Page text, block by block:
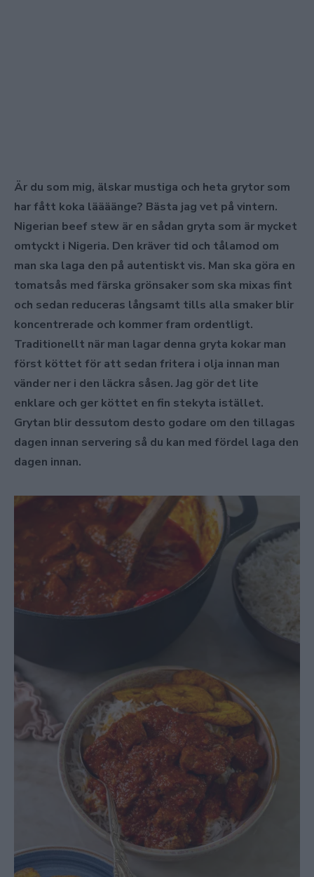
Är du som mig, älskar mustiga och heta grytor som
har fått koka läääänge? Bästa jag vet på vintern.
Nigerian beef stew är en sådan gryta som är mycket
omtyckt i Nigeria. Den kräver tid och tålamod om
man ska laga den på autentiskt vis. Man ska göra en
tomatsås med färska grönsaker som ska mixas fint
och sedan reduceras långsamt tills alla smaker blir
koncentrerade och kommer fram ordentligt.
Traditionellt när man lagar denna gryta kokar man
först köttet för att sedan fritera i olja innan man
vänder ner i den läckra såsen. Jag gör det lite
enklare och ger köttet en fin stekyta istället.
Grytan blir dessutom desto godare om den tillagas
dagen innan servering så du kan med fördel laga den
dagen innan.